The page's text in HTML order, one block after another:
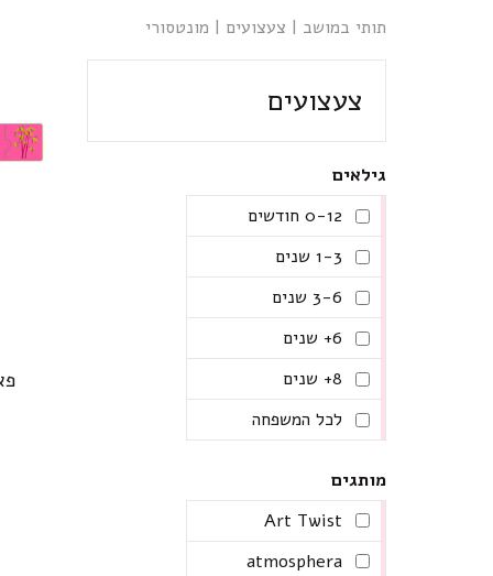
תותי במושב | צעצועים | מונטסורי
צעצועים
גילאים
0-12 חודשים
1-3 שנים
3-6 שנים
6+ שנים
8+ שנים
לכל המשפחה
מותגים
Art Twist
atmosphera